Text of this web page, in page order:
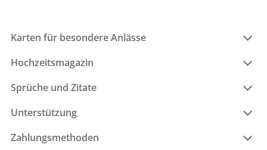
Karten für besondere Anlässe
Hochzeitsmagazin
Sprüche und Zitate
Unterstützung
Zahlungsmethoden